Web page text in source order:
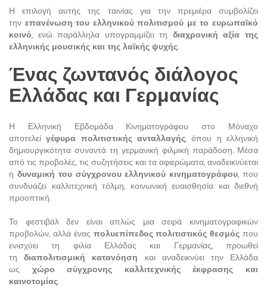
Η επιλογή αυτής της ταινίας για την πρεμιέρα συμβολίζει
την επανένωση του ελληνικού πολιτισμού με το ευρωπαϊκό
κοινό, ενώ παράλληλα υπογραμμίζει τη διαχρονική αξία της
ελληνικής μουσικής και της λαϊκής ψυχής.
Ένας ζωντανός διάλογος
Ελλάδας και Γερμανίας
Η Ελληνική Εβδομάδα Κινηματογράφου στο Μόναχο
αποτελείγέφυρα πολιτιστικής ανταλλαγής, όπου η ελληνική
δημιουργικότητα συναντά τη γερμανική φιλμική παράδοση. Μέσα
από τις προβολές, τις συζητήσεις και τα αφιερώματα, αναδεικνύεται
η δυναμική του σύγχρονου ελληνικού κινηματογράφου, που
συνδυάζει καλλιτεχνική τόλμη, κοινωνική ευαισθησία και διεθνή
προοπτική.
Το φεστιβάλ δεν είναι απλώς μια σειρά κινηματογραφικών
προβολών, αλλά ένας πολυεπίπεδος πολιτιστικός θεσμός που
ενισχύει τη φιλία Ελλάδας και Γερμανίας, προωθεί
τηδιαπολιτισμική κατανόηση και αναδεικνύει την Ελλάδα
ως χώρο σύγχρονης καλλιτεχνικής έκφρασης και
καινοτομίας.